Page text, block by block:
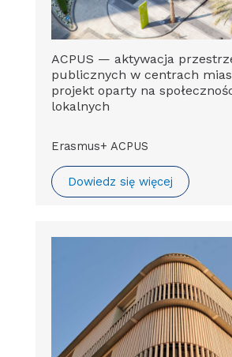
ACPUS — aktywacja
publicznych w centrach
projekt oparty na
lokalnych
Erasmus+ ACPUS
Dowiedz się więcej